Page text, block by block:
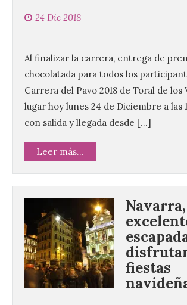
24 Dic 2018
Al finalizar la carrera, entrega de
chocolatada para todos los
Carrera del Pavo 2018 de Toral de los
lugar hoy lunes 24 de Diciembre a las
con salida y llegada desde […]
Leer más...
fiestas